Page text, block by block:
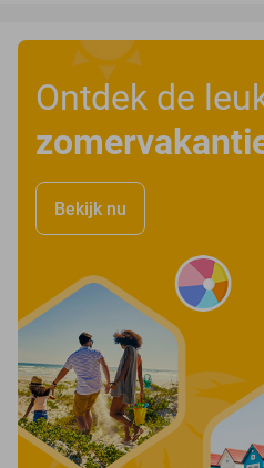
Ontdek de
Bekijk nu